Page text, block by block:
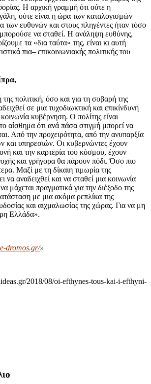
Η αρχική γραμμή ότι ούτε η
ούτε είναι η ώρα των καταλογισμών
των ευθυνών και στους πληγέντες ήταν τόσο
να σταθεί. Η ανάληψη ευθύνης,
τα «δια ταύτα» της, είναι κι αυτή
πια– επικοινωνιακής πολιτικής του
πολιτική, όσο και για τη σοβαρή της
σε μια τυχοδιωκτική και επικίνδυνη
κυβέρνηση. Ο πολίτης είναι
αίσθημα ότι ανά πάσα στιγμή μπορεί να
Από την προχειρότητα, από την ανυπαρξία
και υπηρεσιών. Οι κυβερνώντες έχουν
και την καρτερία του κόσμου, έχουν
και γρήγορα θα πάρουν πόδι. Όσο πιο
Μαζί με τη δίκαιη τιμωρία της
να αναδειχθεί και να σταθεί μια κοινωνία
μάχεται πραγματικά για την διέξοδο της
με μια ακόμα ρεπλίκα της
και αιχμαλωσίας της χώρας. Για να μη
Ελλάδα».
dromos.gr/»
2018/08/oi-efthynes-tous-kai-i-efthyni-